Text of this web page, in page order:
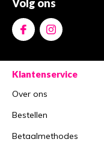
Volg ons
Klantenservice
Over ons
Bestellen
Betaalmethodes